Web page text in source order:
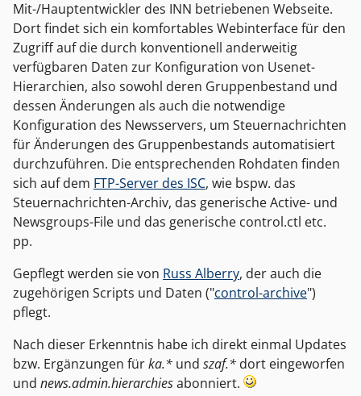
Mit-/Hauptentwickler des INN betriebenen Webseite.
Dort findet sich ein komfortables Webinterface für den
Zugriff auf die durch konventionell anderweitig
verfügbaren Daten zur Konfiguration von Usenet-
Hierarchien, also sowohl deren Gruppenbestand und
dessen Änderungen als auch die notwendige
Konfiguration des Newsservers, um Steuernachrichten
für Änderungen des Gruppenbestands automatisiert
durchzuführen. Die entsprechenden Rohdaten finden
sich auf dem FTP-Server des ISC, wie bspw. das
Steuernachrichten-Archiv, das generische Active- und
Newsgroups-File und das generische control.ctl etc.
pp.
Gepflegt werden sie von Russ Alberry, der auch die
zugehörigen Scripts und Daten ("control-archive")
pflegt.
Nach dieser Erkenntnis habe ich direkt einmal Updates
bzw. Ergänzungen fürka.* und szaf.* dort eingeworfen
und news.admin.hierarchiesabonniert.